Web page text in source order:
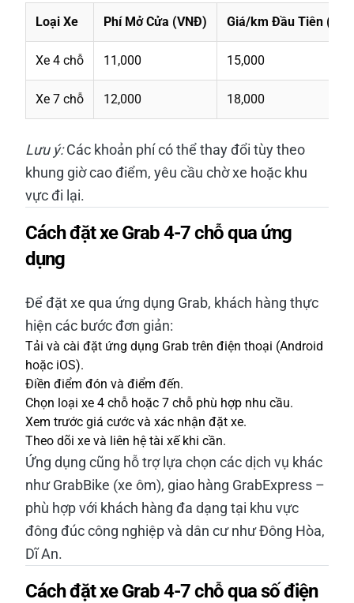
Loại Xe Phí Mở Cửa (VNĐ) Giá/km Đầu Tiên
Xe 4 chỗ 11,000 15,000
Xe 7 chỗ 12,000 18,000
Lưu ý:Các khoản phí có thể thay đổi tùy theo
khung giờ cao điểm, yêu cầu chờ xe hoặc khu
vực đi lại.
Cách đặt xe Grab 4-7 chỗ qua ứng
dụng
Để đặt xe qua ứng dụng Grab, khách hàng thực
hiện các bước đơn giản:
Tải và cài đặt ứng dụng Grab trên điện thoại (Android
hoặc iOS).
Điền điểm đón và điểm đến.
Chọn loại xe 4 chỗ hoặc 7 chỗ phù hợp nhu cầu.
Xem trước giá cước và xác nhận đặt xe.
Theo dõi xe và liên hệ tài xế khi cần.
Ứng dụng cũng hỗ trợ lựa chọn các dịch vụ khác
như GrabBike (xe ôm), giao hàng GrabExpress –
phù hợp với khách hàng đa dạng tại khu vực
đông đúc công nghiệp và dân cư như Đông Hòa,
Dĩ An.
Cách đặt xe Grab 4-7 chỗ qua số điện